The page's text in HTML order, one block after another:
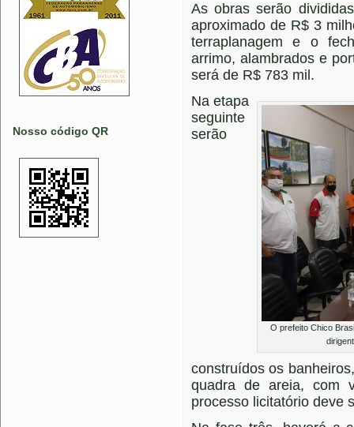
Nosso código QR
As obras serão
aproximado de R$ 3
terraplanagem e o
arrimo, alambrados e
será de R$ 783 mil.
O prefeito Chico
Na etapa
seguinte
serão
construídos os
quadra de areia, com
processo licitatório deve